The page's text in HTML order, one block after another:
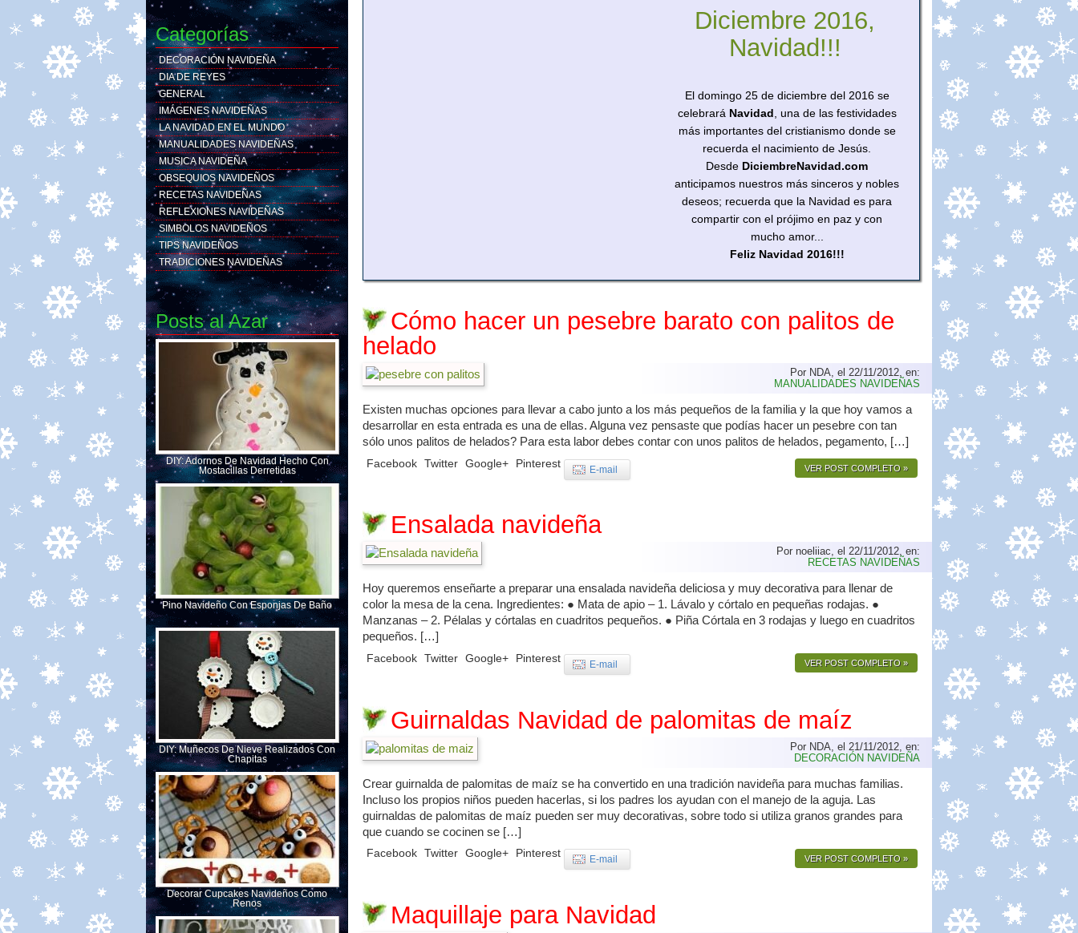
Diciembre 2016,
Navidad!!!
El domingo 25 de diciembre del 2016 se
celebrará Navidad , una de las festividades
más importantes del cristianismo donde se
recuerda el nacimiento de Jesús.
Desde DiciembreNavidad.com
anticipamos nuestros más sinceros y nobles
deseos; recuerda que la Navidad es para
compartir con el prójimo en paz y con
mucho amor...
Feliz Navidad 2016!!!
Cómo hacer un pesebre barato con palitos de
helado
Por NDA, el 22/11/2012, en:
MANUALIDADES NAVIDEÑAS
Existen muchas opciones para llevar a cabo junto a los más pequeños de la familia y la que hoy vamos a
desarrollar en esta entrada es una de ellas. Alguna vez pensaste que podías hacer un pesebre con tan
sólo unos palitos de helados? Para esta labor debes contar con unos palitos de helados, pegamento, […]
Facebook Twitter Google+ Pinterest E-mail VER POST COMPLETO »
Ensalada navideña
Por noeliiac, el 22/11/2012, en:
RECETAS NAVIDEÑAS
Hoy queremos enseñarte a preparar una ensalada navideña deliciosa y muy decorativa para llenar de
color la mesa de la cena. Ingredientes: ● Mata de apio – 1. Lávalo y córtalo en pequeñas rodajas. ●
Manzanas – 2. Pélalas y córtalas en cuadritos pequeños. ● Piña Córtala en 3 rodajas y luego en cuadritos
pequeños. […]
Facebook Twitter Google+ Pinterest E-mail VER POST COMPLETO »
Guirnaldas Navidad de palomitas de maíz
Por NDA, el 21/11/2012, en:
DECORACIÓN NAVIDEÑA
Crear guirnalda de palomitas de maíz se ha convertido en una tradición navideña para muchas familias.
Incluso los propios niños pueden hacerlas, si los padres los ayudan con el manejo de la aguja. Las
guirnaldas de palomitas de maíz pueden ser muy decorativas, sobre todo si utiliza granos grandes para
que cuando se cocinen se […]
Facebook Twitter Google+ Pinterest E-mail VER POST COMPLETO »
Maquillaje para Navidad
Categorías
DECORACIÓN NAVIDEÑA
DIA DE REYES
GENERAL
IMÁGENES NAVIDEÑAS
LA NAVIDAD EN EL MUNDO
MANUALIDADES NAVIDEÑAS
MUSICA NAVIDEÑA
OBSEQUIOS NAVIDEÑOS
RECETAS NAVIDEÑAS
REFLEXIONES NAVIDEÑAS
SIMBOLOS NAVIDEÑOS
TIPS NAVIDEÑOS
TRADICIONES NAVIDEÑAS
Posts al Azar
DIY: Adornos De Navidad Hecho Con
Mostacillas Derretidas
Pino Navideño Con Esponjas De Baño
DIY: Muñecos De Nieve Realizados Con
Chapitas
Decorar Cupcakes Navideños Como
Renos